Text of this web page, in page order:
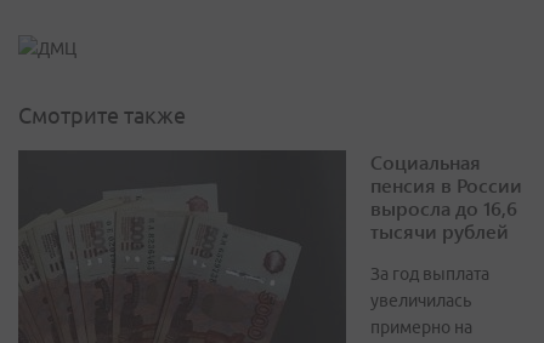
Смотрите также
Социальная
пенсия в России
выросла до 16,6
тысячи рублей
За год выплата
увеличилась
примерно на